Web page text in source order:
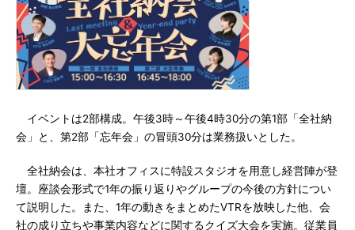
イベントは2部構成。午後3時～午後4時30分の第1部「全社納
会」と、第2部「忘年会」の冒頭30分は業務扱いとした。
全社納会は、本社オフィスに特設スタジオを用意し経営陣が登
壇。座談会形式で1年の振り返りやグループの今後の方針につい
て説明した。また、1年の動きをまとめたVTRを放映した他、会
社の成り立ちや事業内容などに関するクイズ大会を実施。従業員